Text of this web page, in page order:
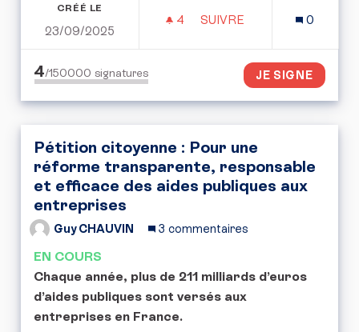
CRÉÉ LE
23/09/2025
4 4 ABONNÉS
SUIVRE
0
4/150000 signatures JE SIGNE
Pétition citoyenne : Pour une
réforme transparente, responsable
et efficace des aides publiques aux
entreprises
Guy CHAUVIN 3 commentaires
EN COURS
Chaque année, plus de 211 milliards d’euros
d’aides publiques sont versés aux
entreprises en France.